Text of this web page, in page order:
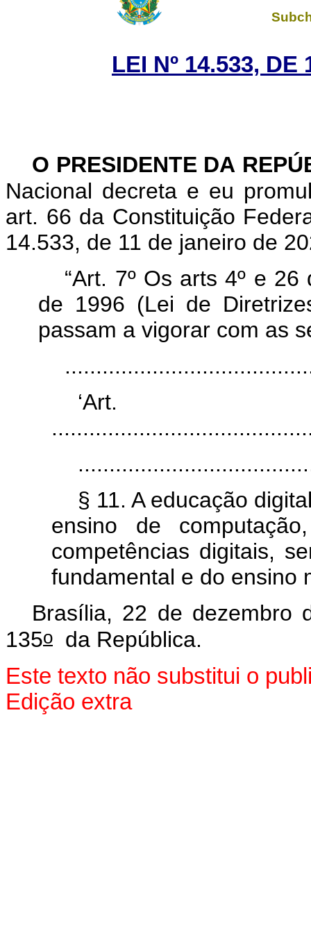
LEI Nº 14.533, DE
O PRESIDENTE DA
Nacional decreta e eu
art. 66 da Constituição
14.533, de 11 de janeiro de
“Art. 7º Os arts 4º e
de 1996 (Lei de
passam a vigorar com as
§ 11. A educação
ensino de
competências digitais,
fundamental e do ensino
Brasília, 22 de dezembro
135o da República.
Este texto não substitui o
Edição extra